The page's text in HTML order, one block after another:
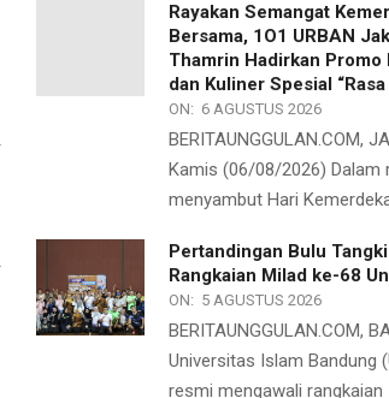
Rayakan Semangat
Bersama, 1O1 URBAN
Thamrin Hadirkan Promo
dan Kuliner Spesial
ON: 6 AGUSTUS 2026
BERITAUNGGULAN.COM,
Kamis (06/08/2026) Dalam
menyambut Hari
Pertandingan Bulu
Rangkaian Milad ke-68
ON: 5 AGUSTUS 2026
BERITAUNGGULAN.COM,
Universitas Islam Bandung
resmi mengawali rangkaian